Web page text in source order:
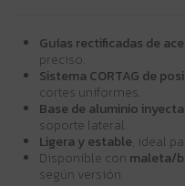
Guías rectificadas de
preciso.
Sistema CORTAG de
cortes uniformes.
Base de aluminio
soporte lateral.
Ligera y estable, ideal
Disponible con maleta/
según versión.